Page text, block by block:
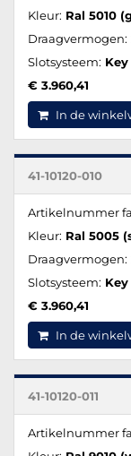
Kleur: Ral 5010
Draagvermogen:
Slotsysteem:
€ 3.960,41
In de
41-10120-010
Artikelnummer
Kleur: Ral 5005
Draagvermogen:
Slotsysteem:
€ 3.960,41
In de
41-10120-011
Artikelnummer